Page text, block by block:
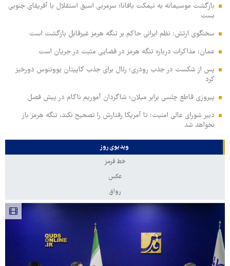
بازگشت موسیمانه به نیمکت بافانا؛ سرمربی اسبق استقلال با آفریقای جنوبی
بست
سخنگوی ارتش: نظم ایرانی حاکم بر تنگه هرمز غیرقابل بازگشت است
عمان: مذاکرات درباره تنگه هرمز در فضایی مثبت در جریان است
پس از شکست در جذب رودری؛ رئال برای جذب کاپیتان یوونتوس دورخیز
کرد
پیروزی قاطع چلسی برابر میلان؛ شاگردان آموریم ناکام در پیش فصل
دبیر شورای عالی امنیت: تا آمریکا رفتارش را تصحیح نکند، تنگه هرمز باز
نخواهد شد
ویدیوی روز
خط قرمز
عکس
رواق